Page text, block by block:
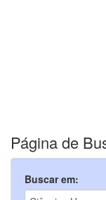
Página de
Buscar em: